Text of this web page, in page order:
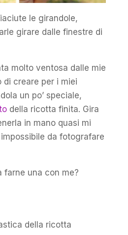
le girandole,
girare dalle finestre di
molto ventosa dalle mie
di creare per i miei
un po’ speciale,
della ricotta finita. Gira
in mano quasi mi
da fotografare
farne una con me?
della ricotta